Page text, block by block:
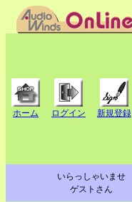
ホーム ログイン 新規登録
いらっしゃいませ
ゲストさん